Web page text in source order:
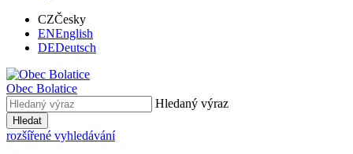
CZČesky
ENEnglish
DEDeutsch
Obec Bolatice
Hledaný výraz
Hledat
rozšířené vyhledávání